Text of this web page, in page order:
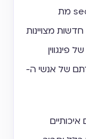
למרות הקריאות הקבועות שזוקעות כי ה-seo מת
מצויינות
של אנשי ה-